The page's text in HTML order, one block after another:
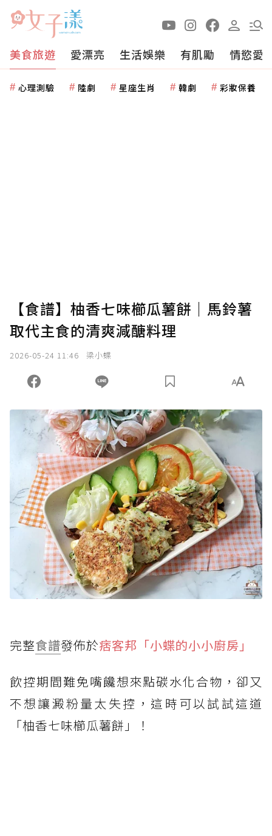
美食旅遊 愛漂亮 生活娛樂 有肌勵 情慾愛
心理測驗 陸劇 星座生肖 韓劇 彩妝保養
【食譜】柚香七味櫛瓜薯餅｜馬鈴薯
取代主食的清爽減醣料理
2026-05-24 11:46 梁小蝶
完整食譜發佈於痞客邦「小蝶的小小廚房」
飲控期間難免嘴饞想來點碳水化合物，卻又
不想讓澱粉量太失控，這時可以試試這道
「柚香七味櫛瓜薯餅」！